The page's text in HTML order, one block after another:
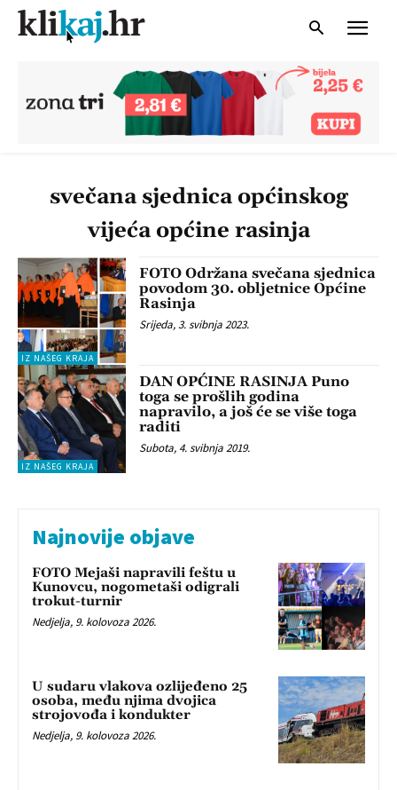
svečana sjednica općinskog
vijeća općine rasinja
IZ NAŠEG KRAJA
FOTO Održana svečana sjednica
povodom 30. obljetnice Općine
Rasinja
Srijeda, 3. svibnja 2023.
IZ NAŠEG KRAJA
DAN OPĆINE RASINJA Puno
toga se prošlih godina
napravilo, a još će se više toga
raditi
Subota, 4. svibnja 2019.
Najnovije objave
FOTO Mejaši napravili feštu u
Kunovcu, nogometaši odigrali
trokut-turnir
Nedjelja, 9. kolovoza 2026.
U sudaru vlakova ozlijeđeno 25
osoba, među njima dvojica
strojovođa i kondukter
Nedjelja, 9. kolovoza 2026.